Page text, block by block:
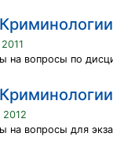
на вопросы по
на вопросы для